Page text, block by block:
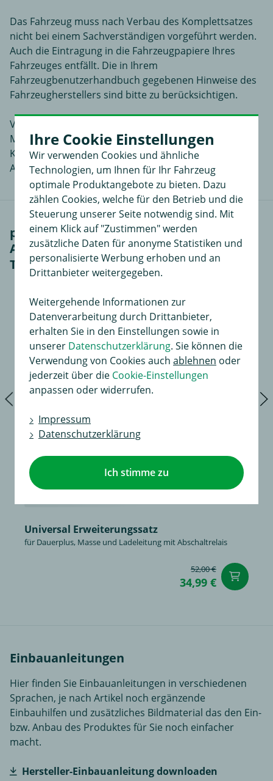
Das Fahrzeug muss nach Verbau des Komplettsatzes
nicht bei einem Sachverständigen vorgeführt werden.
Auch die Eintragung in die Fahrzeugpapiere Ihres
Fahrzeuges entfällt. Die in Ihrem
Fahrzeugbenutzerhandbuch gegebenen Hinweise des
Fahrzeugherstellers sind bitte zu berücksichtigen.
Von der kleinsten Schraube bis zur detaillierten
Montageanleitung erhalten Sie mit diesem
Komplettsatz alles was benötigt wird, um eine
Anhängerkupplung an Ihrem zu verbauen.
passendes Zubehör für BOSSTOW
Anhängerkupplung abnehmbar inkl.
TowTec E-Satz 13polig spezifisch (1)
Universal Erweiterungssatz
für Dauerplus, Masse und Ladeleitung mit Abschaltrelais
52,00 €
34,99 €
Einbauanleitungen
Hier finden Sie Einbauanleitungen in verschiedenen
Sprachen, je nach Artikel noch ergänzende
Einbauhilfen und zusätzliches Bildmaterial das den Ein-
bzw. Anbau des Produktes für Sie noch einfacher
macht.
Hersteller-Einbauanleitung downloaden
Ihre Cookie Einstellungen
Wir verwenden Cookies und ähnliche
Technologien, um Ihnen für Ihr Fahrzeug
optimale Produktangebote zu bieten. Dazu
zählen Cookies, welche für den Betrieb und die
Steuerung unserer Seite notwendig sind. Mit
einem Klick auf "Zustimmen" werden
zusätzliche Daten für anonyme Statistiken und
personalisierte Werbung erhoben und an
Drittanbieter weitergegeben.
Weitergehende Informationen zur
Datenverarbeitung durch Drittanbieter,
erhalten Sie in den Einstellungen sowie in
unserer Datenschutzerklärung. Sie können die
Verwendung von Cookies auch ablehnen oder
jederzeit über die Cookie-Einstellungen
anpassen oder widerrufen.
Impressum
Datenschutzerklärung
Ich stimme zu